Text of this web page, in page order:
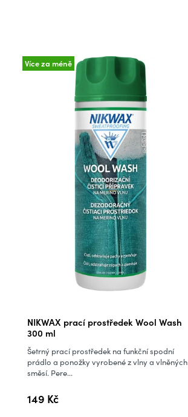
Více za méně
NIKWAX prací prostředek Wool Wash
300 ml
hodnocení
produktu
je
5,0
5
149 Kč
Šetrný prací prostředek na funkční spodní
prádlo a ponožky vyrobené z vlny a vlněných
směsí. Pere...